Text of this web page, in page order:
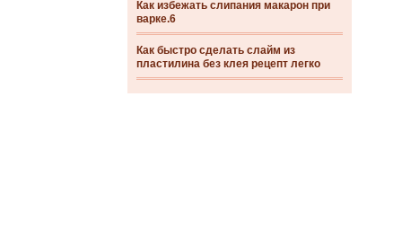
Как избежать слипания макарон при
варке.6
Как быстро сделать слайм из
пластилина без клея рецепт легко